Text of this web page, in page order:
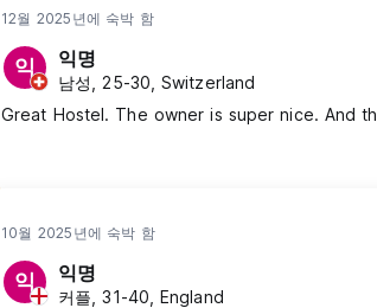
12월 2025년에 숙박 함
익 익명
남성, 25-30, Switzerland
Great Hostel. The owner is super nice. And
10월 2025년에 숙박 함
익 익명
커플, 31-40, England